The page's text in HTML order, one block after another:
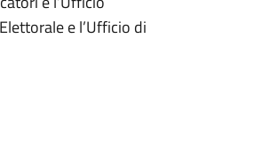
e l’Ufficio di